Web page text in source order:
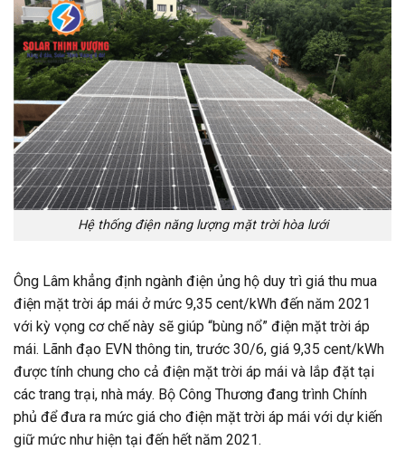
Hệ thống điện năng lượng mặt trời hòa lưới
Ông Lâm khẳng định ngành điện ủng hộ duy trì giá thu mua
điện mặt trời áp mái ở mức 9,35 cent/kWh đến năm 2021
với kỳ vọng cơ chế này sẽ giúp “bùng nổ” điện mặt trời áp
mái. Lãnh đạo EVN thông tin, trước 30/6, giá 9,35 cent/kWh
được tính chung cho cả điện mặt trời áp mái và lắp đặt tại
các trang trại, nhà máy. Bộ Công Thương đang trình Chính
phủ để đưa ra mức giá cho điện mặt trời áp mái với dự kiến
giữ mức như hiện tại đến hết năm 2021.